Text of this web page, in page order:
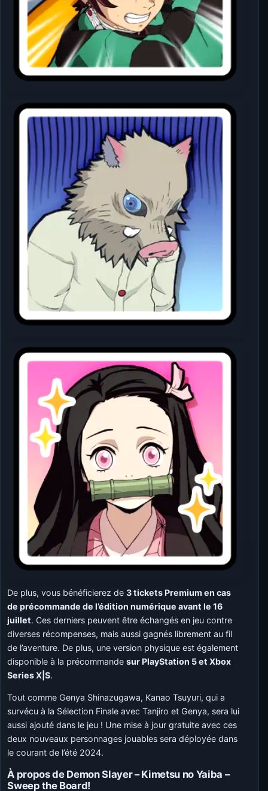
De plus, vous bénéficierez de3 tickets Premium en cas
de précommande de l’édition numérique avant le 16
juillet. Ces derniers peuvent être échangés en jeu contre
diverses récompenses, mais aussi gagnés librement au fil
de l’aventure. De plus, une version physique est également
disponible à la précommandesur PlayStation 5 et Xbox
Series X|S.
Tout comme Genya Shinazugawa, Kanao Tsuyuri, qui a
survécu à la Sélection Finale avec Tanjiro et Genya, sera lui
aussi ajouté dans le jeu ! Une mise à jour gratuite avec ces
deux nouveaux personnages jouables sera déployée dans
le courant de l’été 2024.
À propos de Demon Slayer – Kimetsu no Yaiba –
Sweep the Board!